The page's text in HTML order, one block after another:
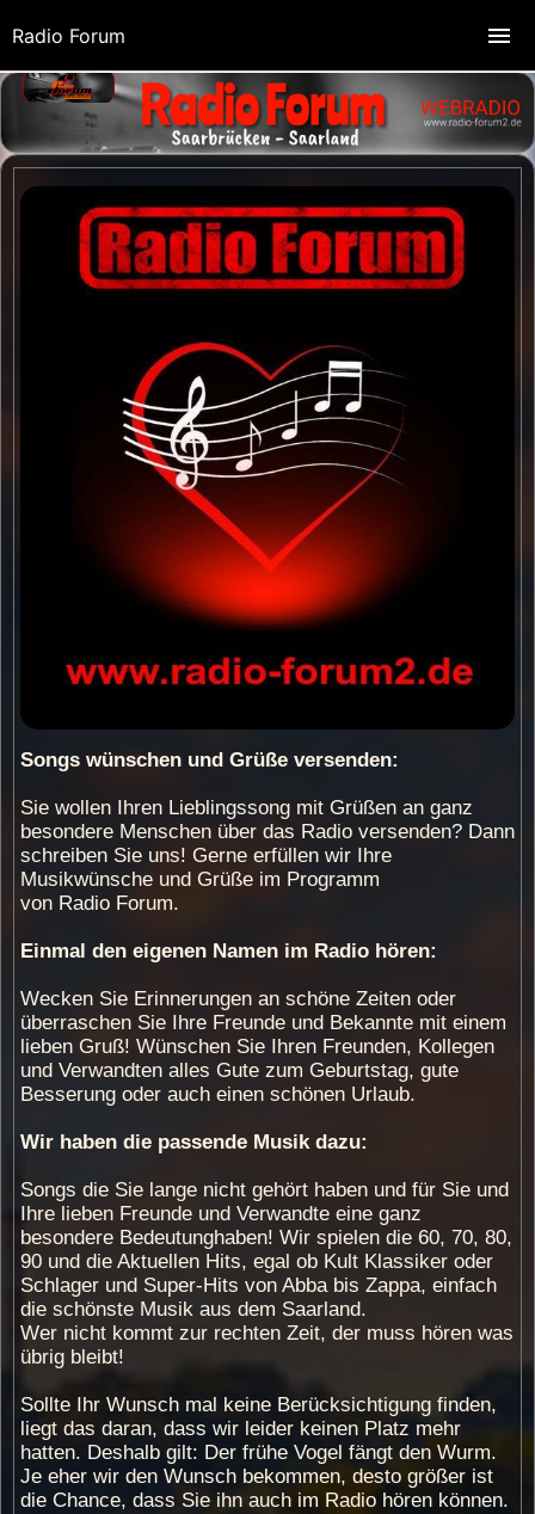
Songs wünschen und Grüße versenden:
Sie wollen Ihren Lieblingssong mit Grüßen an ganz
besondere Menschen über das Radio versenden? Dann
schreiben Sie uns! Gerne erfüllen wir Ihre
Musikwünsche und Grüße im Programm
von Radio Forum.
Einmal den eigenen Namen im Radio hören:
Wecken Sie Erinnerungen an schöne Zeiten oder
überraschen Sie Ihre Freunde und Bekannte mit einem
lieben Gruß! Wünschen Sie Ihren Freunden, Kollegen
und Verwandten alles Gute zum Geburtstag, gute
Besserung oder auch einen schönen Urlaub.
Wir haben die passende Musik dazu:
Songs die Sie lange nicht gehört haben und für Sie und
Ihre lieben Freunde und Verwandte eine ganz
besondere Bedeutunghaben! Wir spielen die 60, 70, 80,
90 und die Aktuellen Hits, egal ob Kult Klassiker oder
Schlager und Super-Hits von Abba bis Zappa, einfach
die schönste Musik aus dem Saarland.
Wer nicht kommt zur rechten Zeit, der muss hören was
übrig bleibt!
Sollte Ihr Wunsch mal keine Berücksichtigung finden,
liegt das daran, dass wir leider keinen Platz mehr
hatten. Deshalb gilt: Der frühe Vogel fängt den Wurm.
Je eher wir den Wunsch bekommen, desto größer ist
die Chance, dass Sie ihn auch im Radio hören können.
Radio Forum